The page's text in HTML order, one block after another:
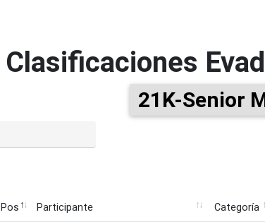
Clasificaciones
21K-Senior
Pos Participante Categoría